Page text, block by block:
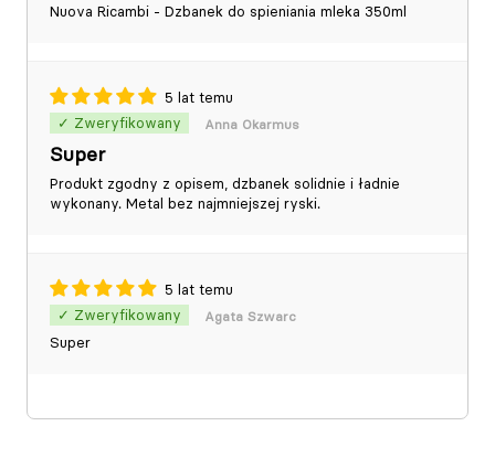
Nuova Ricambi - Dzbanek do spieniania mleka 350ml
5 lat temu
Anna Okarmus
Super
Produkt zgodny z opisem, dzbanek solidnie i ładnie
wykonany. Metal bez najmniejszej ryski.
5 lat temu
Agata Szwarc
Super